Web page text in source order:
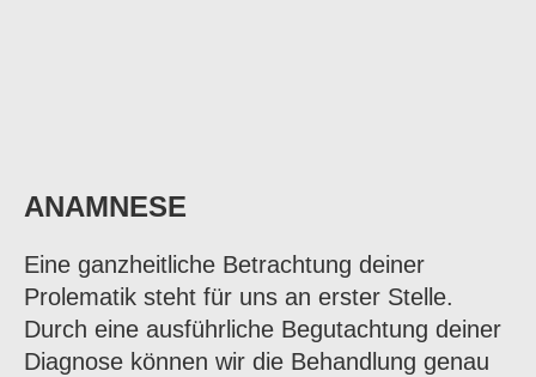
ANAMNESE
Eine ganzheitliche Betrachtung deiner
Prolematik steht für uns an erster Stelle.
Durch eine ausführliche Begutachtung deiner
Diagnose können wir die Behandlung genau